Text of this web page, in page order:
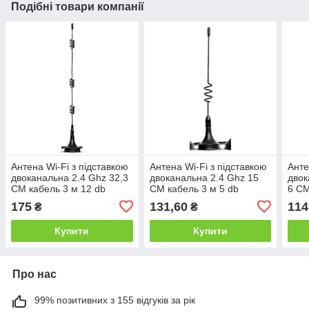
Подібні товари компанії
Антена Wi-Fi з підставкою
двоканальна 2.4 Ghz 32,3
СМ кабель 3 м 12 db
175 ₴
Купити
Антена Wi-Fi з підставкою
двоканальна 2.4 Ghz 15
СМ кабель 3 м 5 db
131,60₴
Купити
6
Про нас
99% позитивних з 155 відгуків за рік